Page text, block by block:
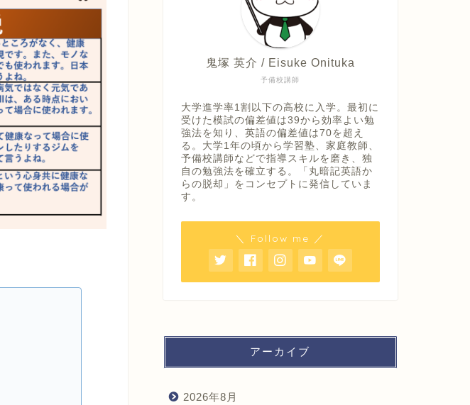
予備校講師
鬼塚 英介 / Eisuke Onituka
大学進学率1割以下の高校に入学。最初に
受けた模試の偏差値は39から効率よい勉
強法を知り、英語の偏差値は70を超え
る。大学1年の頃から学習塾、家庭教師、
予備校講師などで指導スキルを磨き、独
自の勉強法を確立する。「丸暗記英語か
らの脱却」をコンセプトに発信していま
す。
＼ Follow me ／
アーカイブ
2026年8月